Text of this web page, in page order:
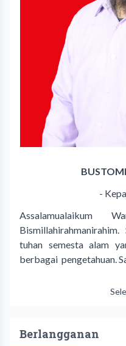
-
Assalamualaikum
tuhan semesta alam
berbagai pengetahuan.
Berlangganan